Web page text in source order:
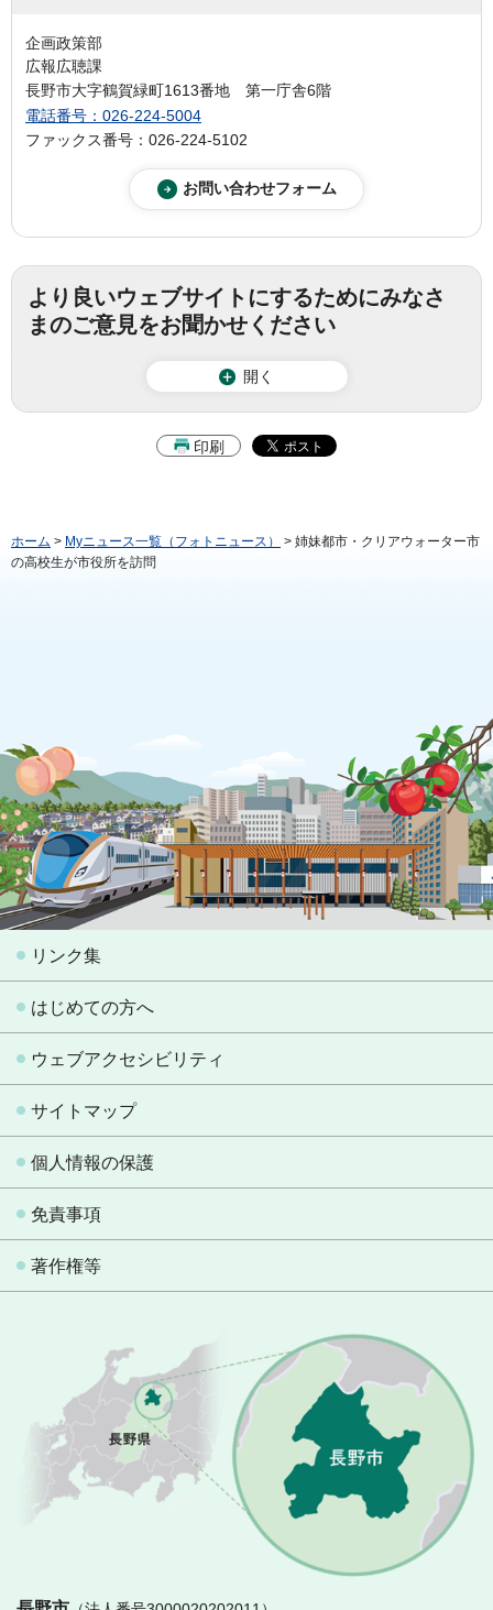
企画政策部
広報広聴課
長野市大字鶴賀緑町1613番地 第一庁舎6階
電話番号：026-224-5004
ファックス番号：026-224-5102
より良いウェブサイトにするためにみなさ
まのご意見をお聞かせください
開く
印刷
ホーム > Myニュース一覧（フォトニュース）
> 姉妹都市・クリアウォーター市
の高校生が市役所を訪問
リンク集
はじめての方へ
ウェブアクセシビリティ
サイトマップ
個人情報の保護
免責事項
著作権等